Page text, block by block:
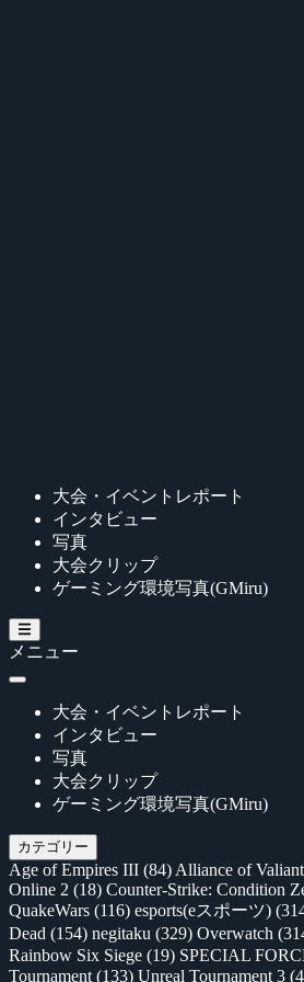
大会・イベントレポート
インタビュー
写真
大会クリップ
ゲーミング環境写真(GMiru)
メニュー
大会・イベントレポート
インタビュー
写真
大会クリップ
ゲーミング環境写真(GMiru)
カテゴリー
Age of Empires III (84) Alliance of
Online 2 (18) Counter-Strike: Condition
QuakeWars (116) esports(eスポーツ)
Dead (154) negitaku (329) Overwatch
Rainbow Six Siege (19) SPECIAL
Tournament (133) Unreal Tournament 3